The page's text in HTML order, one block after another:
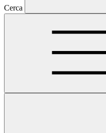
Cerca